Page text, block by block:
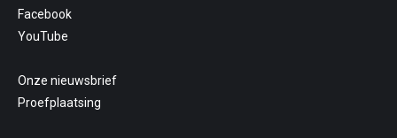
Facebook
YouTube
Onze nieuwsbrief
Proefplaatsing